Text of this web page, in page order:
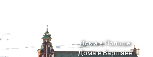
Дома в Польше
Дома в Варшаве